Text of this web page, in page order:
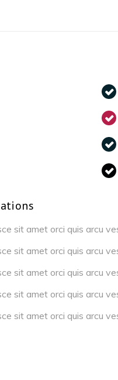
sit amet orci quis arcu
sit amet orci quis arcu
sit amet orci quis arcu
sit amet orci quis arcu
sit amet orci quis arcu